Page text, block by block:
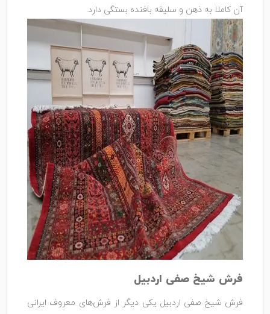
آن کاملا به ذهن و سلیقه بافنده بستگی دارد.
فرش شیخ صفی اردبیل
فرش شیخ صفی اردبیل یکی دیگر از فرش‌های معروف ایرانی